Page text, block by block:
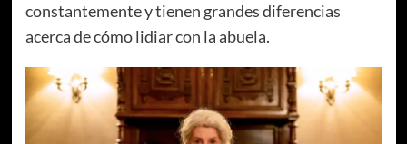
constantemente y tienen grandes diferencias
acerca de cómo lidiar con la abuela.